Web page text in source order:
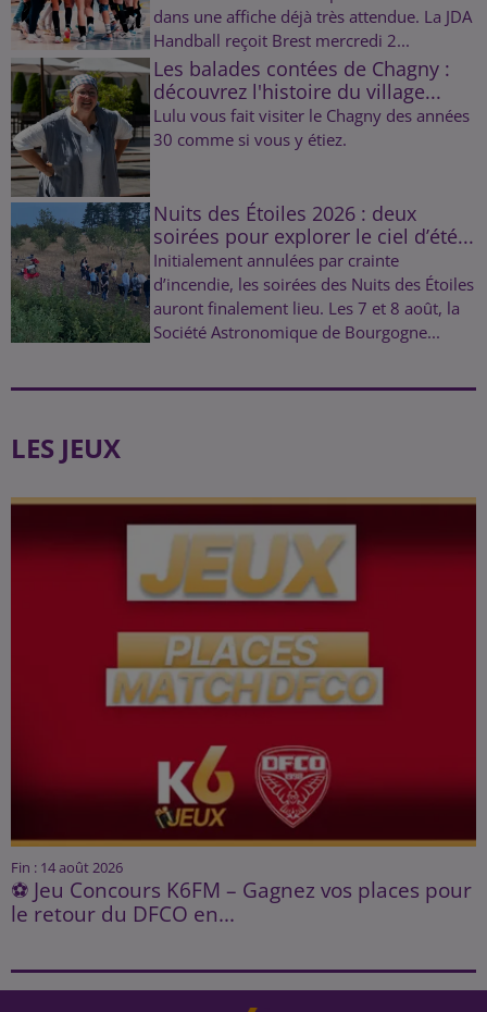
dans une affiche déjà très attendue. La JDA
Handball reçoit Brest mercredi 2...
Les balades contées de Chagny :
découvrez l'histoire du village...
Lulu vous fait visiter le Chagny des années
30 comme si vous y étiez.
Nuits des Étoiles 2026 : deux
soirées pour explorer le ciel d’été...
Initialement annulées par crainte
d’incendie, les soirées des Nuits des Étoiles
auront finalement lieu. Les 7 et 8 août, la
Société Astronomique de Bourgogne...
LES JEUX
Fin : 14 août 2026
⚽ Jeu Concours K6FM – Gagnez vos places pour
le retour du DFCO en...